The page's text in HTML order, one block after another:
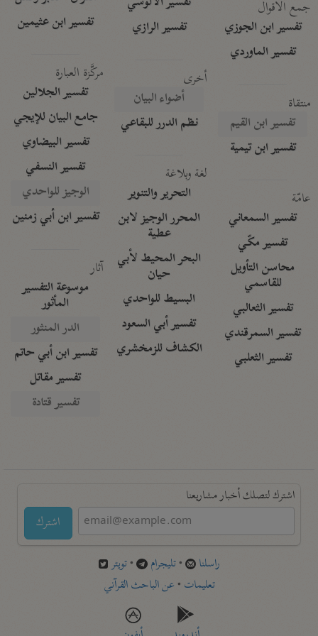
جمع الأقوال
تفسير ابن الجوزي
تفسير الماوردي
منتقاة
تفسير ابن القيم
تفسير ابن تيمية
عامّة
تفسير السمعاني
تفسير مكّي
محاسن التأويل
للقاسمي
تفسير الثعالبي
تفسير السمرقندي
تفسير الثعلبي
تفسير الرازي
أخرى
أضواء البيان
نظم الدرر للبقاعي
لغة وبلاغة
التحرير والتنوير
المحرر الوجيز لابن
عطية
البحر المحيط لأبي
حيان
البسيط للواحدي
تفسير أبي السعود
الكشاف للزمخشري
تفسير ابن عثيمين
مركَّزة العبارة
تفسير الجلالين
جامع البيان للإيجي
تفسير البيضاوي
تفسير النسفي
الوجيز للواحدي
تفسير ابن أبي زمنين
آثار
موسوعة التفسير
المأثور
الدر المنثور
تفسير ابن أبي حاتم
تفسير مقاتل
تفسير قتادة
اشترك لتصلك أخبار مشاريعنا
اشترك
راسلنا •تليجرام •تويتر
تعليمات •عن الباحث القرآني